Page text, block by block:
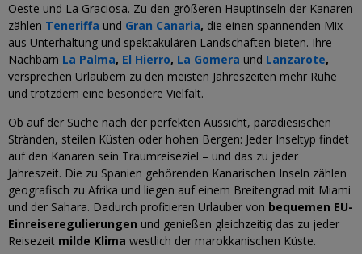
Oeste und La Graciosa. Zu den größeren Hauptinseln der Kanaren
zählen Teneriffa und Gran Canaria, die einen spannenden Mix
aus Unterhaltung und spektakulären Landschaften bieten. Ihre
Nachbarn La Palma, El Hierro, La Gomera und Lanzarote,
versprechen Urlaubern zu den meisten Jahreszeiten mehr Ruhe
und trotzdem eine besondere Vielfalt.
Ob auf der Suche nach der perfekten Aussicht, paradiesischen
Stränden, steilen Küsten oder hohen Bergen: Jeder Inseltyp findet
auf den Kanaren sein Traumreiseziel – und das zu jeder
Jahreszeit. Die zu Spanien gehörenden Kanarischen Inseln zählen
geografisch zu Afrika und liegen auf einem Breitengrad mit Miami
und der Sahara. Dadurch profitieren Urlauber von bequemen EU-
Einreiseregulierungen und genießen gleichzeitig das zu jeder
Reisezeit milde Klima westlich der marokkanischen Küste.